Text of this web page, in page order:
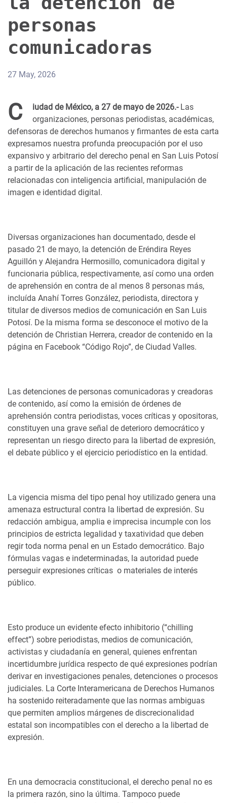
personas
comunicadoras
27 May, 2026
C iudad de México, a 27 de mayo de 2026.-Las
organizaciones, personas periodistas, académicas,
defensoras de derechos humanos y firmantes de esta carta
expresamos nuestra profunda preocupación por el uso
expansivo y arbitrario del derecho penal en San Luis Potosí
a partir de la aplicación de las recientes reformas
relacionadas con inteligencia artificial, manipulación de
imagen e identidad digital.
Diversas organizaciones han documentado, desde el
pasado 21 de mayo, la detención de Eréndira Reyes
Aguillón y Alejandra Hermosillo, comunicadora digital y
funcionaria pública, respectivamente, así como una orden
de aprehensión en contra de al menos 8 personas más,
incluída Anahí Torres González, periodista, directora y
titular de diversos medios de comunicación en San Luis
Potosí. De la misma forma se desconoce el motivo de la
detención de Christian Herrera, creador de contenido en la
página en Facebook “Código Rojo”, de Ciudad Valles.
Las detenciones de personas comunicadoras y creadoras
de contenido, así como la emisión de órdenes de
aprehensión contra periodistas, voces críticas y opositoras,
constituyen una grave señal de deterioro democrático y
representan un riesgo directo para la libertad de expresión,
el debate público y el ejercicio periodístico en la entidad.
La vigencia misma del tipo penal hoy utilizado genera una
amenaza estructural contra la libertad de expresión. Su
redacción ambigua, amplia e imprecisa incumple con los
principios de estricta legalidad y taxatividad que deben
regir toda norma penal en un Estado democrático. Bajo
fórmulas vagas e indeterminadas, la autoridad puede
perseguir expresiones críticas o materiales de interés
público.
Esto produce un evidente efecto inhibitorio (“chilling
effect”) sobre periodistas, medios de comunicación,
activistas y ciudadanía en general, quienes enfrentan
incertidumbre jurídica respecto de qué expresiones podrían
derivar en investigaciones penales, detenciones o procesos
judiciales. La Corte Interamericana de Derechos Humanos
ha sostenido reiteradamente que las normas ambiguas
que permiten amplios márgenes de discrecionalidad
estatal son incompatibles con el derecho a la libertad de
expresión.
En una democracia constitucional, el derecho penal no es
la primera razón, sino la última. Tampoco puede